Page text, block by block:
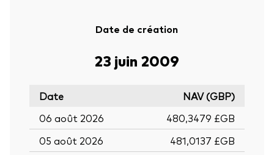
Date de création
23 juin 2009
Date
NAV (GBP)
06 août 2026
480,3479 £GB
05 août 2026
481,0137 £GB